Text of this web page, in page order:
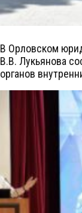
В Орловском
В.В. Лукьянова
органов